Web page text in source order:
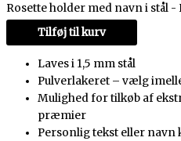
Rosette holder med navn i stål
Tilføj til kurv
Laves i 1,5 mm stål
Pulverlakeret – vælg
Mulighed for tilkøb af
præmier
Personlig tekst eller navn